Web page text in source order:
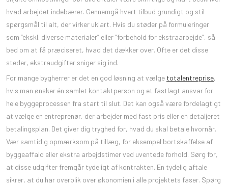
hvad arbejdet indebærer. Gennemgå hvert tilbud grundigt og stil
spørgsmål til alt, der virker uklart. Hvis du støder på formuleringer
som “ekskl. diverse materialer” eller “forbehold for ekstraarbejde”, så
bed om at få præciseret, hvad det dækker over. Ofte er det disse
steder, ekstraudgifter sniger sig ind.
For mange bygherrer er det en god løsning at vælge totalentreprise,
hvis man ønsker én samlet kontaktperson og et fastlagt ansvar for
hele byggeprocessen fra start til slut. Det kan også være fordelagtigt
at vælge en entreprenør, der arbejder med fast pris eller en detaljeret
betalingsplan. Det giver dig tryghed for, hvad du skal betale hvornår.
Vær samtidig opmærksom på tillæg, for eksempel bortskaffelse af
byggeaffald eller ekstra arbejdstimer ved uventede forhold. Sørg for,
at disse udgifter fremgår tydeligt af kontrakten. En tydelig aftale
sikrer, at du har overblik over økonomien i alle projektets faser. Spørg